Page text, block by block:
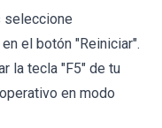
seleccione
el botón "Reiniciar".
la tecla "F5" de tu
en modo